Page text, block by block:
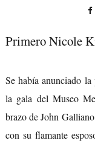
Primero Nicole
Se había anunciado
la gala del Museo
brazo de John
con su flamante